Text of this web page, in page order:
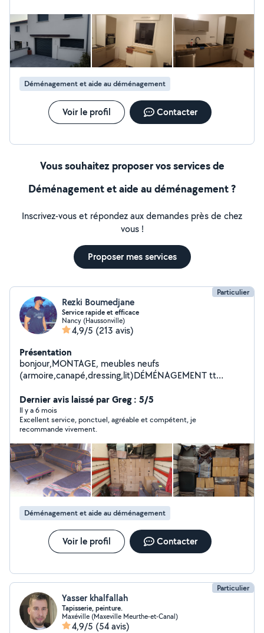
respect des délais. Mon objectif : vous apporter une
solution fiable et un travail soigné, en toute sérénité.
Déménagement et aide au déménagement
Voir le profil Contacter
Vous souhaitez proposer vos services de
Déménagement et aide au déménagement ?
Inscrivez-vous et répondez aux demandes près de chez
vous !
Proposer mes services
Particulier
Rezki Boumedjane
Service rapide et efficace
Nancy (Haussonville)
4,9/5 (213 avis)
Présentation
bonjour,MONTAGE, meubles neufs
(armoire,canapé,dressing,lit)DÉMÉNAGEMENT tt
remontage de vos meubles,BRICOLAGE fixation murale
(télé,installation cuisine équipée,lustre et
luminaires,robinetteries)
Dernier avis laissé par Greg : 5/5
Il y a 6 mois
Excellent service, ponctuel, agréable et compétent, je
recommande vivement.
Déménagement et aide au déménagement
Voir le profil Contacter
Particulier
Yasser khalfallah
Tapisserie, peinture.
Maxéville (Maxeville Meurthe-et-Canal)
4,9/5 (54 avis)